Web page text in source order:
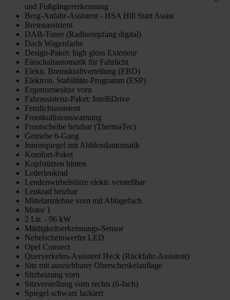
und Fußgängererkennung
Berg-Anfahr-Assistent - HSA Hill Start Assist
Bremsassistent
DAB-Tuner (Radioempfang digital)
Dach Wagenfarbe
Design-Paket: high gloss Exterieur
Einschaltautomatik für Fahrlicht
Elektr. Bremskraftverteilung (EBD)
Elektron. Stabilitäts-Programm (ESP)
Ergonomiesitze vorn
Fahrassistenz-Paket: IntelliDrive
Fernlichtassistent
Frontkollisionswarnung
Frontscheibe heizbar (ThermaTec)
Getriebe 6-Gang
Innenspiegel mit Abblendautomatik
Komfort-Paket
Kopfstützen hinten
Lederlenkrad
Lendenwirbelstütze elektr. verstellbar
Lenkrad heizbar
Mittelarmlehne vorn mit Ablagefach
Motor 1
2 Ltr. - 96 kW
Müdigkeitserkennungs-Sensor
Nebelscheinwerfer LED
Opel Connect
Querverkehrs-Assistent Heck (Rückfahr-Assistent)
Sitz mit ausziehbarer Oberschenkelauflage
Sitzheizung vorn
Sitzverstellung vorn rechts (6-fach)
Spiegel schwarz lackiert